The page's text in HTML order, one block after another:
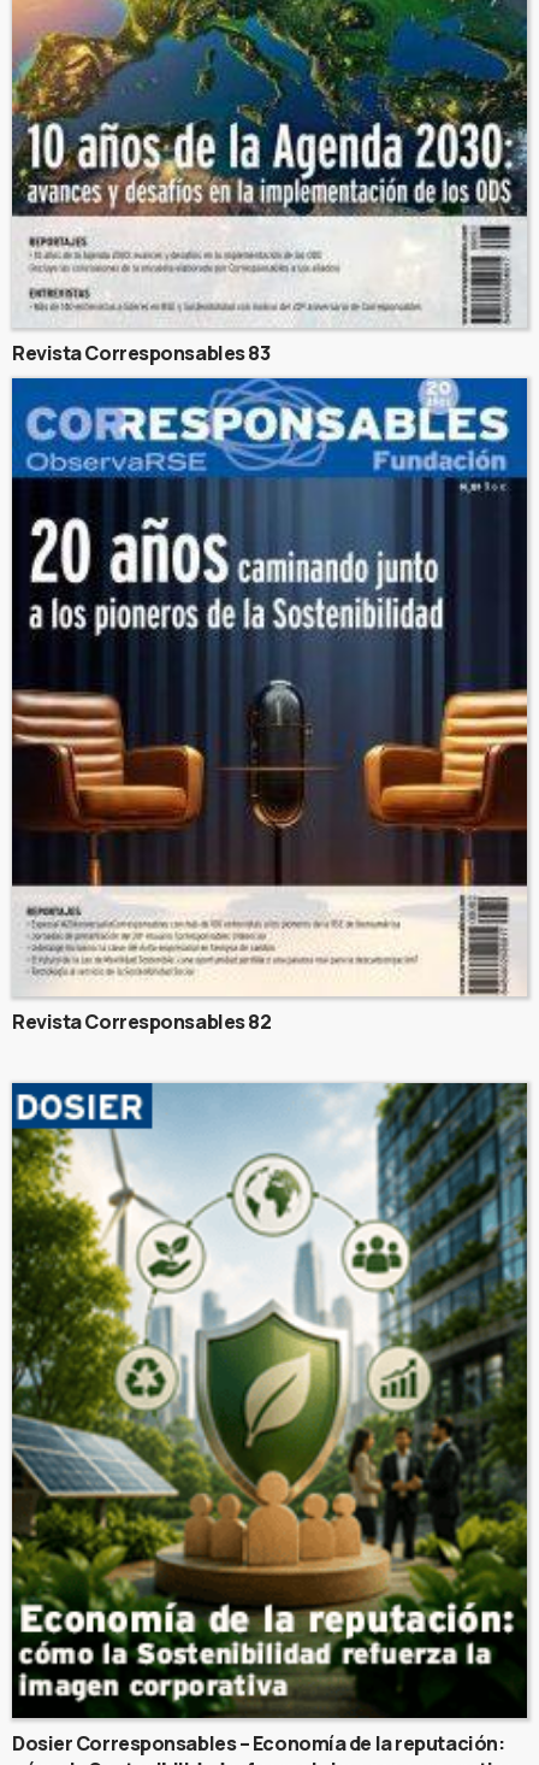
Revista Corresponsables 83
Revista Corresponsables 82
Dosier Corresponsables – Economía de la reputación: